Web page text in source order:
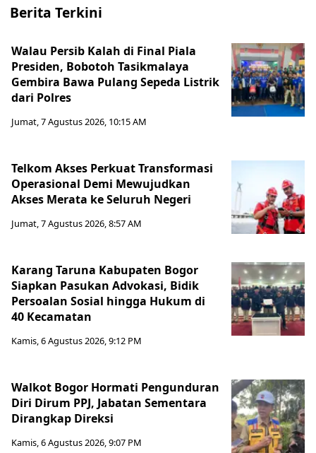
Berita Terkini
Walau Persib Kalah di Final Piala
Presiden, Bobotoh Tasikmalaya
Gembira Bawa Pulang Sepeda Listrik
dari Polres
Jumat, 7 Agustus 2026, 10:15 AM
Telkom Akses Perkuat Transformasi
Operasional Demi Mewujudkan
Akses Merata ke Seluruh Negeri
Jumat, 7 Agustus 2026, 8:57 AM
Karang Taruna Kabupaten Bogor
Siapkan Pasukan Advokasi, Bidik
Persoalan Sosial hingga Hukum di
40 Kecamatan
Kamis, 6 Agustus 2026, 9:12 PM
Walkot Bogor Hormati Pengunduran
Diri Dirum PPJ, Jabatan Sementara
Dirangkap Direksi
Kamis, 6 Agustus 2026, 9:07 PM